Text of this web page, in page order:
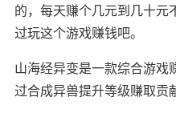
的，每天赚个几元到几十元
过玩这个游戏赚钱吧。
山海经异变是一款综合游戏
过合成异兽提升等级赚取贡